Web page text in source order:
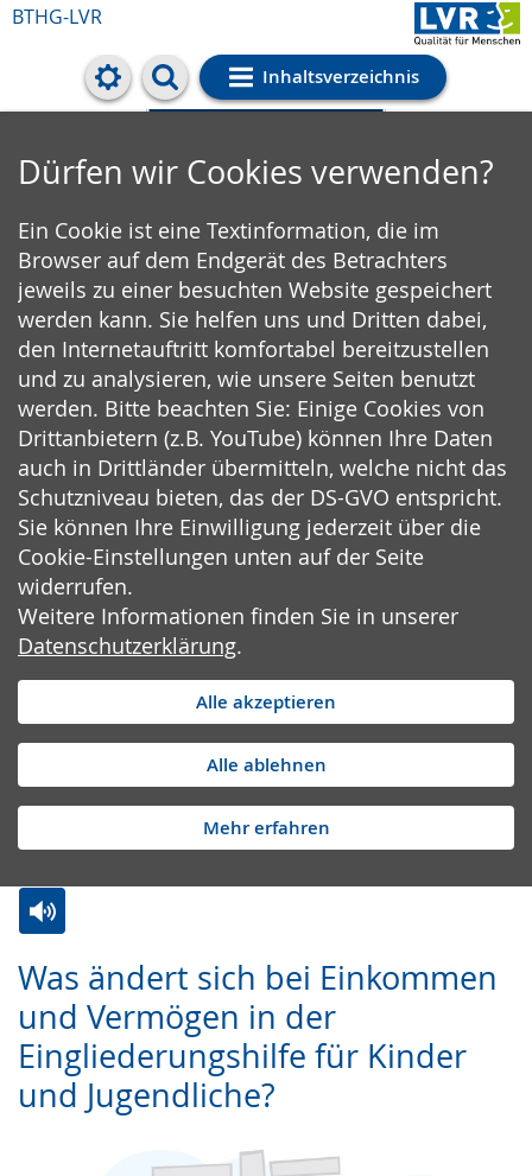
BTHG-LVR
Inhaltsverzeichnis
Cookie-Einstellungen
Dürfen wir Cookies verwenden?
Ein Cookie ist eine Textinformation, die im
Browser auf dem Endgerät des Betrachters
jeweils zu einer besuchten Website gespeichert
werden kann. Sie helfen uns und Dritten dabei,
den Internetauftritt komfortabel bereitzustellen
und zu analysieren, wie unsere Seiten benutzt
werden. Bitte beachten Sie: Einige Cookies von
Drittanbietern (z.B. YouTube) können Ihre Daten
auch in Drittländer übermitteln, welche nicht das
Schutzniveau bieten, das der DS-GVO entspricht.
Sie können Ihre Einwilligung jederzeit über die
Cookie-Einstellungen unten auf der Seite
widerrufen.
Weitere Informationen finden Sie in unserer
Datenschutzerklärung.
Alle akzeptieren
Alle ablehnen
Mehr erfahren
Was ändert sich bei Einkommen
und Vermögen in der
Eingliederungshilfe für Kinder
und Jugendliche?
Leichten
Sprache
wechseln.
Audio-
Unterstützung.
Video
in
Deutscher
Gebärdensprache